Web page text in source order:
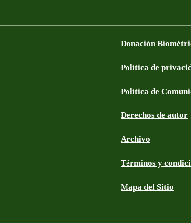
Donación
Política de
Política de
Derechos de autor
Archivo
Términos y
Mapa del Sitio